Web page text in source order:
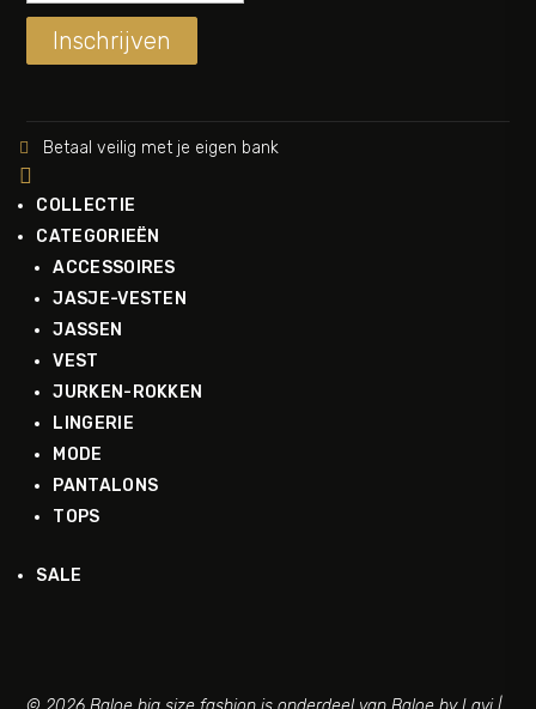
Inschrijven
 Betaal veilig met je eigen bank

COLLECTIE
CATEGORIEËN
ACCESSOIRES
JASJE-VESTEN
JASSEN
VEST
JURKEN-ROKKEN
LINGERIE
MODE
PANTALONS
TOPS
SALE